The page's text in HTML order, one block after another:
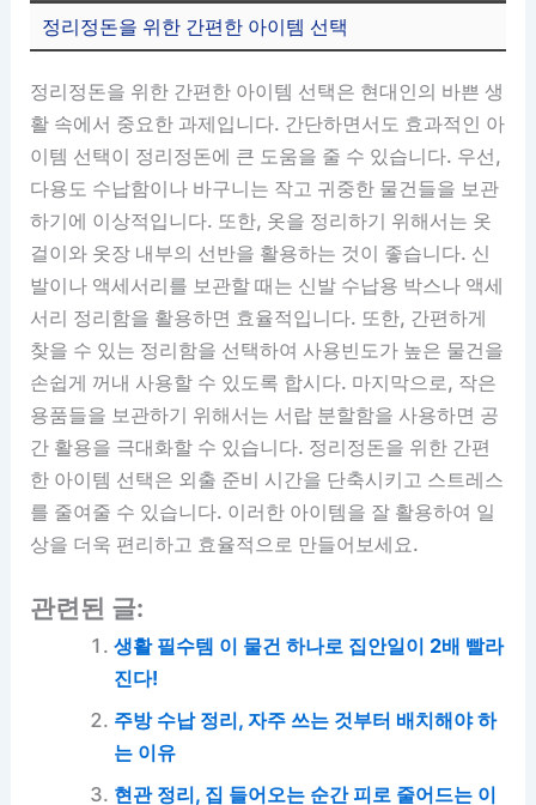
정리정돈을 위한 간편한 아이템 선택
정리정돈을 위한 간편한 아이템 선택은 현대인의 바쁜 생
활 속에서 중요한 과제입니다. 간단하면서도 효과적인 아
이템 선택이 정리정돈에 큰 도움을 줄 수 있습니다. 우선,
다용도 수납함이나 바구니는 작고 귀중한 물건들을 보관
하기에 이상적입니다. 또한, 옷을 정리하기 위해서는 옷
걸이와 옷장 내부의 선반을 활용하는 것이 좋습니다. 신
발이나 액세서리를 보관할 때는 신발 수납용 박스나 액세
서리 정리함을 활용하면 효율적입니다. 또한, 간편하게
찾을 수 있는 정리함을 선택하여 사용빈도가 높은 물건을
손쉽게 꺼내 사용할 수 있도록 합시다. 마지막으로, 작은
용품들을 보관하기 위해서는 서랍 분할함을 사용하면 공
간 활용을 극대화할 수 있습니다. 정리정돈을 위한 간편
한 아이템 선택은 외출 준비 시간을 단축시키고 스트레스
를 줄여줄 수 있습니다. 이러한 아이템을 잘 활용하여 일
상을 더욱 편리하고 효율적으로 만들어보세요.
관련된 글:
생활 필수템 이 물건 하나로 집안일이 2배 빨라
진다!
주방 수납 정리, 자주 쓰는 것부터 배치해야 하
는 이유
현관 정리, 집 들어오는 순간 피로 줄어드는 이